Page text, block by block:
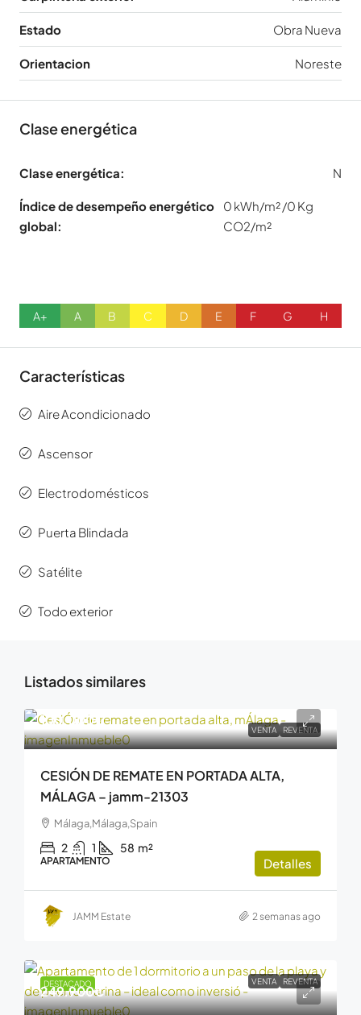
Estado Obra Nueva
Orientacion Noreste
Clase energética
Clase energética: N
Índice de desempeño energético
global:
0 kWh/m² /0 Kg
CO2/m²
A+ A B C D E F G H
Características
Aire Acondicionado
Ascensor
Electrodomésticos
Puerta Blindada
Satélite
Todo exterior
Listados similares
VENTA REVENTA
100.000€
CESIÓN DE REMATE EN PORTADA ALTA,
MÁLAGA – jamm-21303
Málaga,Málaga,Spain
2 1 58 m²
APARTAMENTO Detalles
JAMM Estate 2 semanas ago
DESTACADO VENTA REVENTA
249.900€